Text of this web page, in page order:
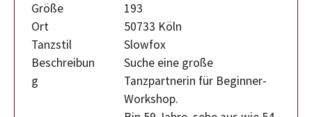
Größe
193
Ort
50733 Köln
Tanzstil
Slowfox
Beschreibun
g
Suche eine große
Tanzpartnerin für Beginner-
Workshop.